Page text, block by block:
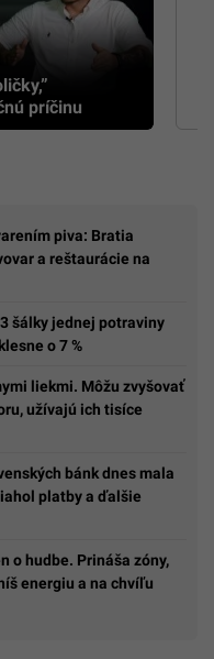
príčinu
piva: Bratia
a reštaurácie na
šálky jednej potraviny
o 7 %
liekmi. Môžu zvyšovať
užívajú ich tisíce
bánk dnes mala
platby a ďalšie
o hudbe. Prináša zóny,
energiu a na chvíľu